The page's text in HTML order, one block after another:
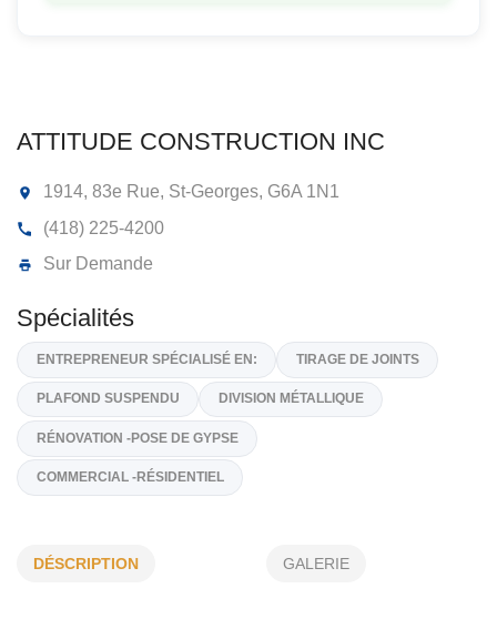
ATTITUDE CONSTRUCTION INC
1914, 83e Rue, St-Georges,
G6A 1N1
(418) 225-4200
Sur Demande
Spécialités
DÉSCRIPTION GALERIE